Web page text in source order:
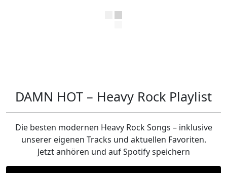
DAMN HOT – Heavy Rock Playlist
Die besten modernen Heavy Rock Songs – inklusive
unserer eigenen Tracks und aktuellen Favoriten.
Jetzt anhören und auf Spotify speichern